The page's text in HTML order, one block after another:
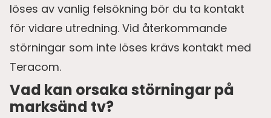
löses av vanlig felsökning bör du ta kontakt
för vidare utredning. Vid återkommande
störningar som inte löses krävs kontakt med
Teracom.
Vad kan orsaka störningar på
marksänd tv?